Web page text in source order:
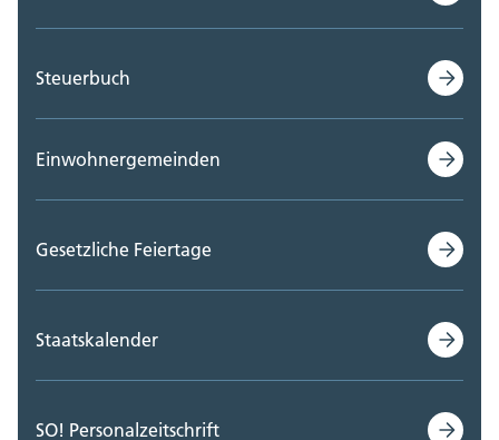
Steuerbuch
Einwohnergemeinden
Gesetzliche Feiertage
Staatskalender
SO! Personalzeitschrift